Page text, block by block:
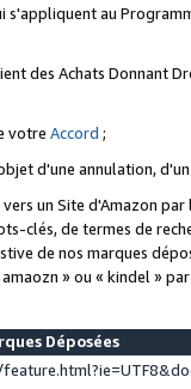
au
des Achats Donnant
votre Accord ;
d'une annulation,
un Site d'Amazon
clés, de termes de
de nos marques
» ou « kindel »
Déposées